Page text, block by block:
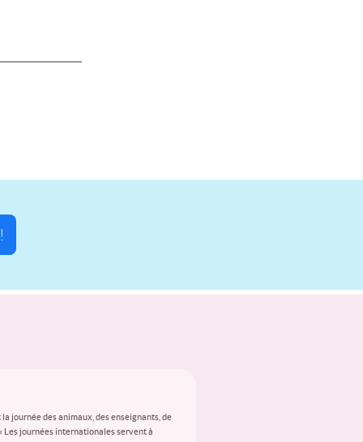
journée des animaux, des enseignants, de
Les journées internationales servent à